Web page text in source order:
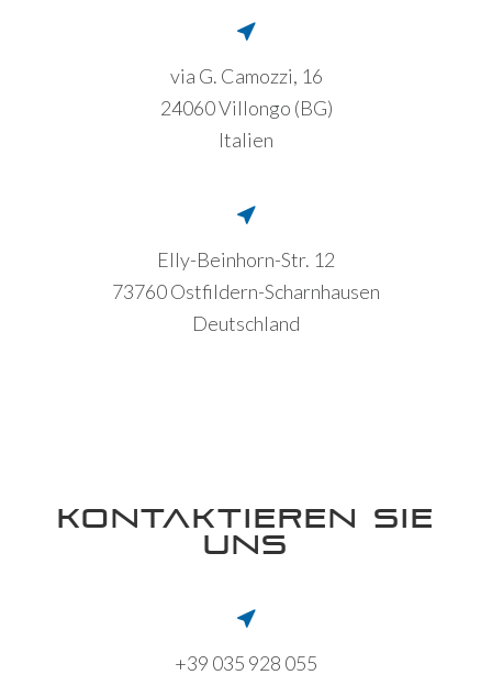
via G. Camozzi, 16
24060 Villongo (BG)
Italien
Elly-Beinhorn-Str. 12
73760 Ostfildern-Scharnhausen
Deutschland
KONTAKTIEREN SIE
UNS
+39 035 928 055